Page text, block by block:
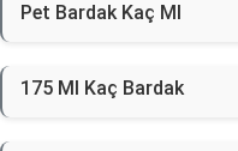
Pet Bardak Kaç Ml
175 Ml Kaç Bardak